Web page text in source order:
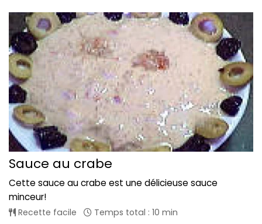
Sauce au crabe
Cette sauce au crabe est une délicieuse sauce
minceur!
Recette facile Temps total : 10 min